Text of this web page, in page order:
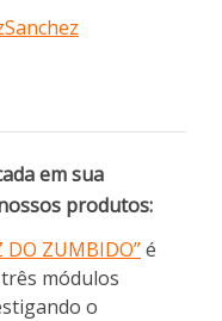
em sua
produtos:
DO ZUMBIDO”é
módulos
o